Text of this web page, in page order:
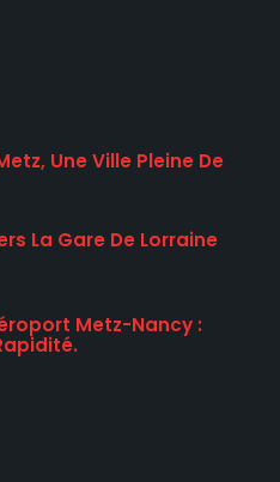
Une Ville Pleine De
La Gare De Lorraine
Metz-Nancy :